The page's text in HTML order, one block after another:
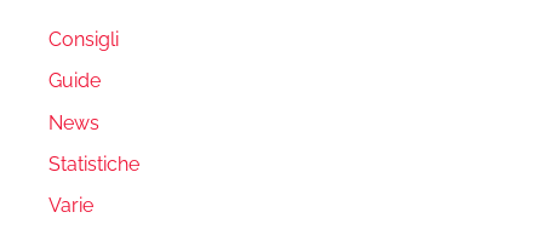
Consigli
Guide
News
Statistiche
Varie